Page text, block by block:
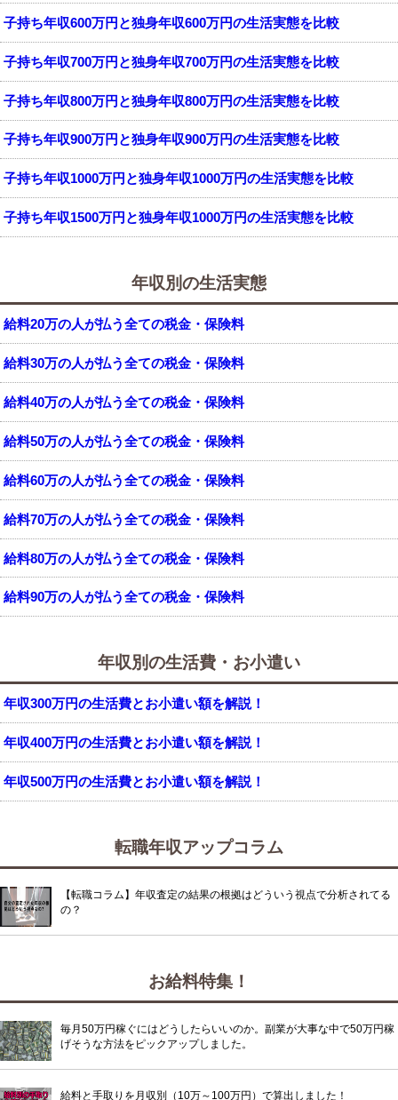
子持ち年収600万円と独身年収600万円の生活実態を比較
子持ち年収700万円と独身年収700万円の生活実態を比較
子持ち年収800万円と独身年収800万円の生活実態を比較
子持ち年収900万円と独身年収900万円の生活実態を比較
子持ち年収1000万円と独身年収1000万円の生活実態を比較
子持ち年収1500万円と独身年収1000万円の生活実態を比較
年収別の生活実態
給料20万の人が払う全ての税金・保険料
給料30万の人が払う全ての税金・保険料
給料40万の人が払う全ての税金・保険料
給料50万の人が払う全ての税金・保険料
給料60万の人が払う全ての税金・保険料
給料70万の人が払う全ての税金・保険料
給料80万の人が払う全ての税金・保険料
給料90万の人が払う全ての税金・保険料
年収別の生活費・お小遣い
年収300万円の生活費とお小遣い額を解説！
年収400万円の生活費とお小遣い額を解説！
年収500万円の生活費とお小遣い額を解説！
転職年収アップコラム
【転職コラム】年収査定の結果の根拠はどういう視点で分析されてる
の？
お給料特集！
毎月50万円稼ぐにはどうしたらいいのか。副業が大事な中で50万円稼
げそうな方法をピックアップしました。
給料と手取りを月収別（10万～100万円）で算出しました！